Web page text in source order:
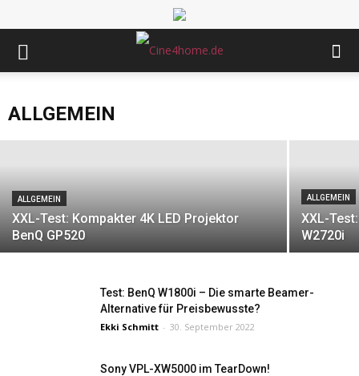
ALLGEMEIN
JMGO N3 4K im Test: Kompakter Triple-
c4hadmin - 10. April 2026
ALLGEMEIN
XXL-Test: Kompakter 4K LED Projektor
BenQ GP520
ALLGEMEIN
XXL-
W2720i
Test: BenQ W1800i – Die smarte Beamer-
Alternative für Preisbewusste?
Ekki Schmitt - 30. September 2022
Sony VPL-XW5000 im TearDown!